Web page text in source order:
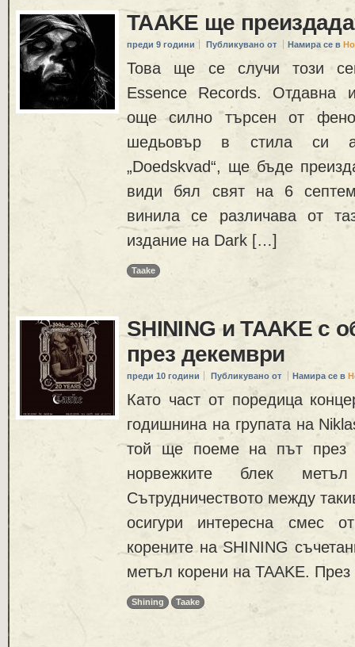
TAAKE ще
преди 9 години Публикувано от Намира се в
Това ще се случи този
Essence Records. Отдавна
още силно търсен от
шедьовър в стила си
„Doedskvad“, ще бъде
види бял свят на 6
винила се различава от
издание на Dark […]
Taake
SHINING и TAAKE с
през декември
преди 10 години Публикувано от Намира се в
Като част от поредица
годишнина на групата на
той ще поеме на път през
норвежките блек
Сътрудничеството между
осигури интересна смес
корените на SHINING
метъл корени на TAAKE.
Shining Taake